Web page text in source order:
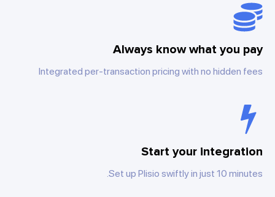
Always know what you pay
Integrated per-transaction pricing with no hidden fees
Start your integration
Set up Plisio swiftly in just 10 minutes.